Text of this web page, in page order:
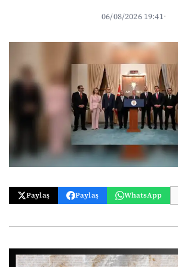
06/08/2026 19:41·
Paylaş Paylaş WhatsApp